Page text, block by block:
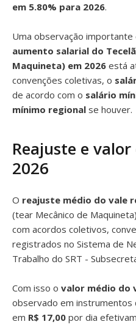
em 5.80% para 2026.
Uma observação
aumento salarial do
Maquineta) em 2026 está
convenções coletivas, o
de acordo com o salário
mínimo regional se houver.
Reajuste e
2026
O reajuste médio do vale
(tear Mecânico de
com acordos coletivos,
registrados no Sistema de
Trabalho do SRT -
Com isso o valor médio do
observado em
em R$ 17,00 por dia